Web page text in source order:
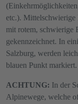
etc.). Mittelschwierige
mit rotem, schwierige
gekennzeichnet. In
Salzburg, werden
blauen Punkt markiert.
ACHTUNG: In der
Alpinewege, welche